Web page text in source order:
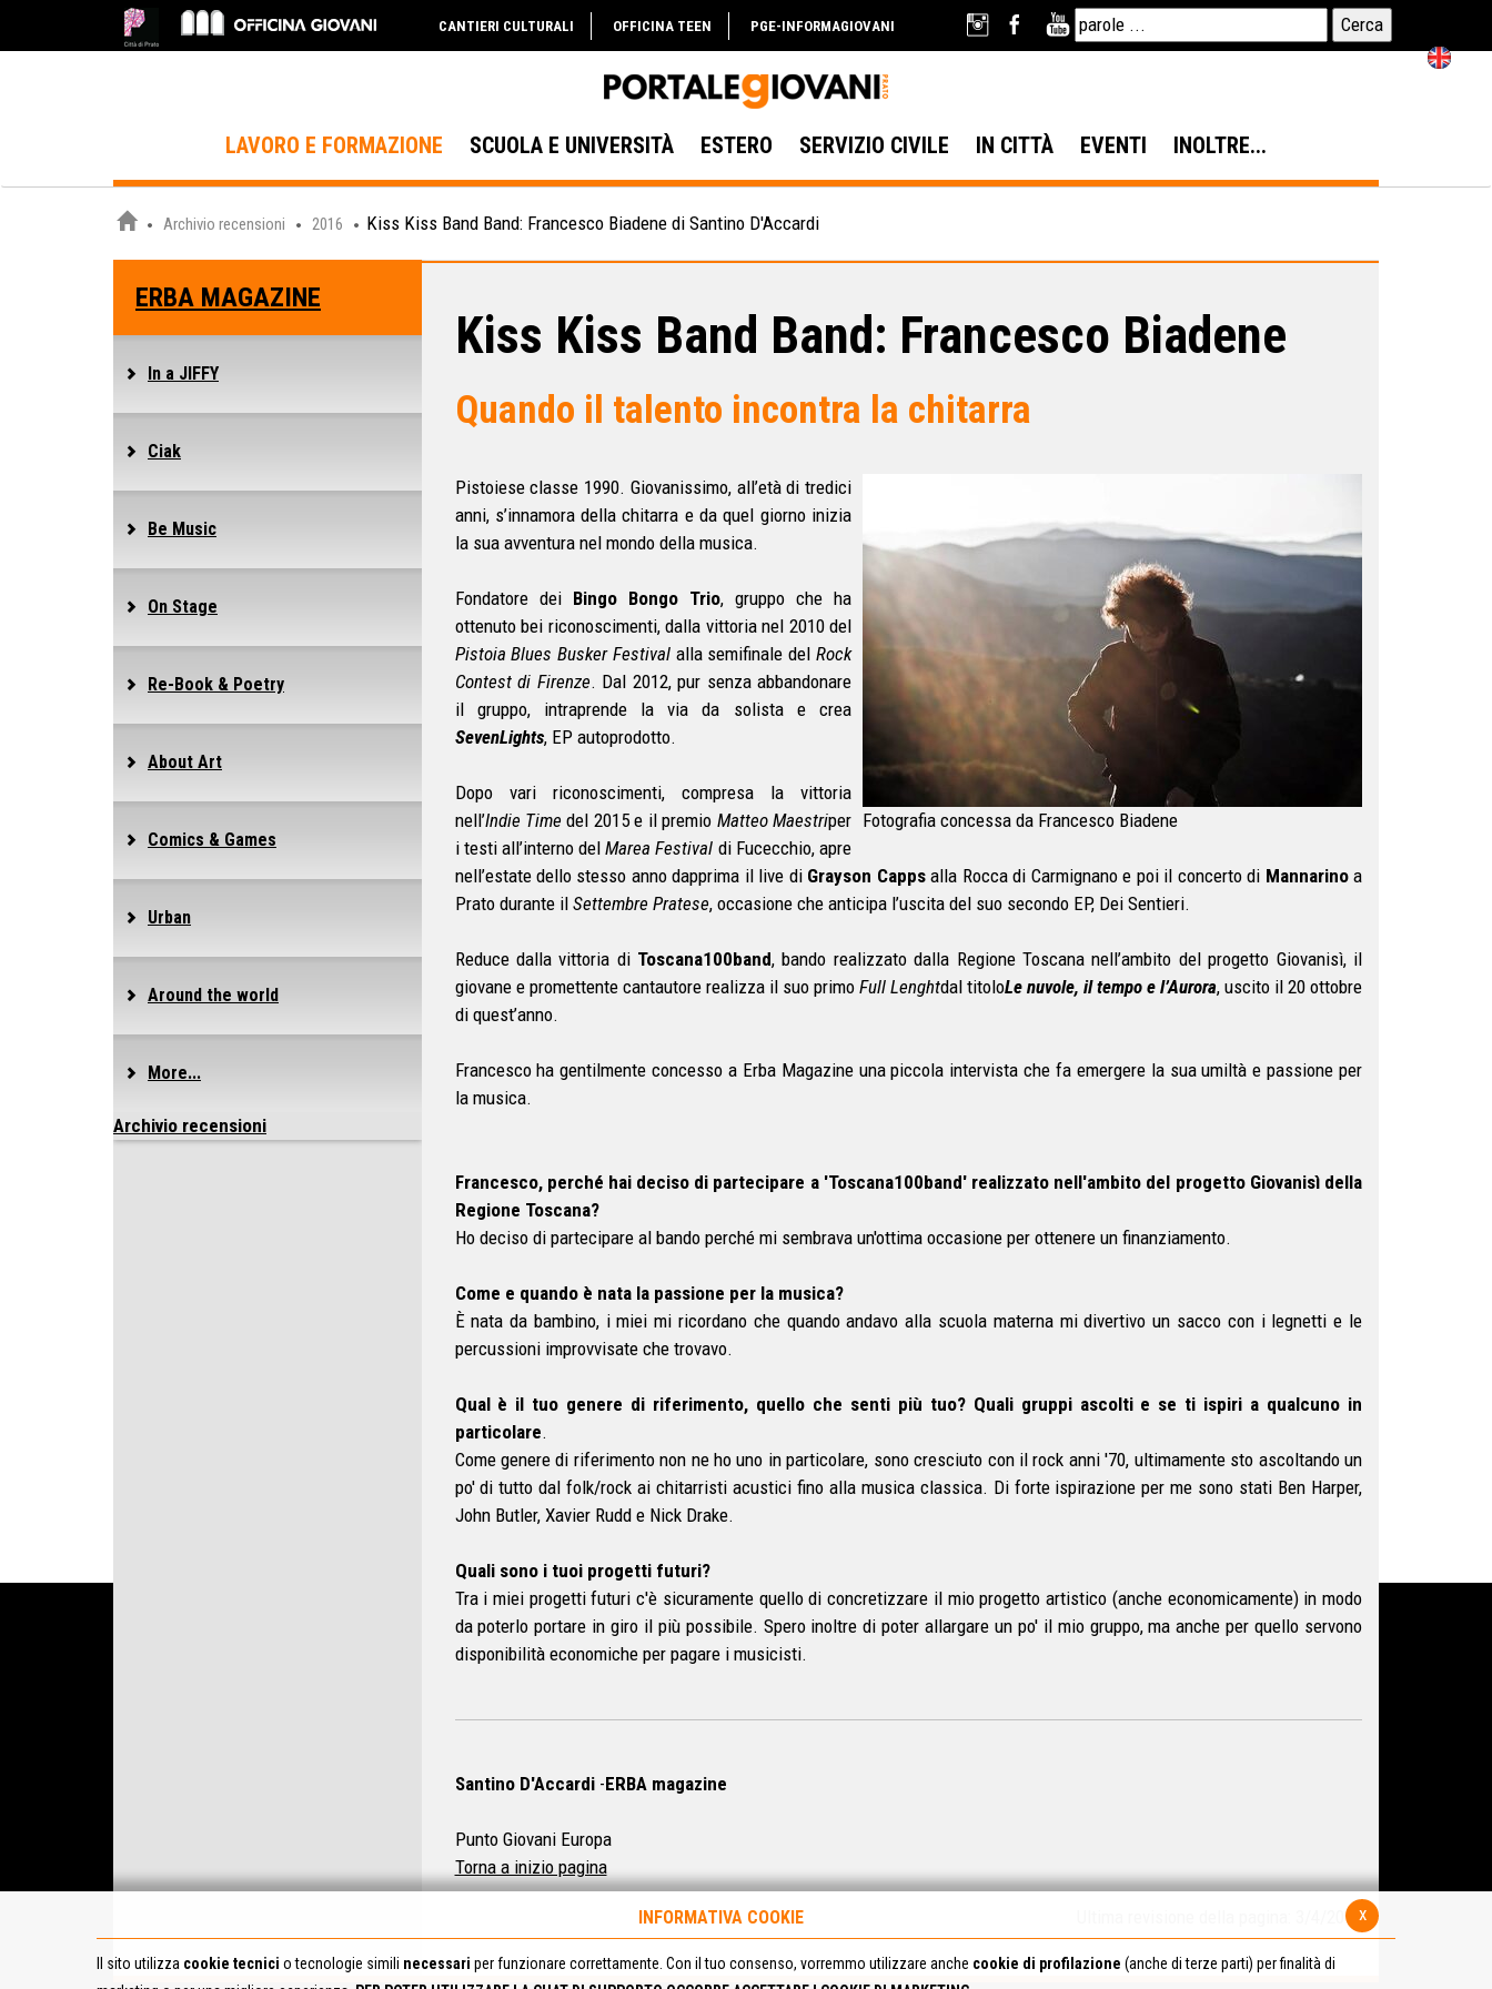
CANTIERI CULTURALI OFFICINA TEEN PGE-INFORMAGIOVANI
LAVORO E FORMAZIONE SCUOLA E UNIVERSITÀ ESTERO SERVIZIO CIVILE IN CITTÀ EVENTI INOLTRE...
Archivio recensioni 2016 Kiss Kiss Band Band: Francesco Biadene di Santino D'Accardi
ERBA MAGAZINE
In a JIFFY
Ciak
Be Music
On Stage
Re-Book & Poetry
About Art
Comics & Games
Urban
Around the world
More...
Archivio recensioni
Kiss Kiss Band Band: Francesco Biadene
Quando il talento incontra la chitarra
Fotografia concessa da Francesco Biadene
Pistoiese classe 1990. Giovanissimo, all’età di tredici
anni, s’innamora della chitarra e da quel giorno inizia
la sua avventura nel mondo della musica.
Fondatore dei Bingo Bongo Trio, gruppo che ha
ottenuto bei riconoscimenti, dalla vittoria nel 2010 del
Pistoia Blues Busker Festivalalla semifinale delRock
Contest di Firenze. Dal 2012, pur senza abbandonare
il gruppo, intraprende la via da solista e crea
SevenLights, EP autoprodotto.
Dopo vari riconoscimenti, compresa la vittoria
nell’Indie Time del 2015 e il premio Matteo Maestriper
i testi all’interno delMarea Festival di Fucecchio, apre
nell’estate dello stesso anno dapprima il live di Grayson Cappsalla Rocca di Carmignano e poi il concerto di Mannarinoa
Prato durante il Settembre Pratese, occasione che anticipa l’uscita del suo secondo EP, Dei Sentieri.
Reduce dalla vittoria di Toscana100band, bando realizzato dalla Regione Toscana nell’ambito del progetto Giovanisì, il
giovane e promettente cantautore realizza il suo primo Full Lenghtdal titoloLe nuvole, il tempo e l’Aurora, uscito il 20 ottobre
di quest’anno.
Francesco ha gentilmente concesso a Erba Magazine una piccola intervista che fa emergere la sua umiltà e passione per
la musica.
Francesco, perché hai deciso di partecipare a 'Toscana100band' realizzato nell'ambito del progetto Giovanisì della
Regione Toscana?
Ho deciso di partecipare al bando perché mi sembrava un'ottima occasione per ottenere un finanziamento.
Come e quando è nata la passione per la musica?
È nata da bambino, i miei mi ricordano che quando andavo alla scuola materna mi divertivo un sacco con i legnetti e le
percussioni improvvisate che trovavo.
Qual è il tuo genere di riferimento, quello che senti più tuo? Quali gruppi ascolti e se ti ispiri a qualcuno in
particolare.
Come genere di riferimento non ne ho uno in particolare, sono cresciuto con il rock anni '70, ultimamente sto ascoltando un
po' di tutto dal folk/rock ai chitarristi acustici fino alla musica classica. Di forte ispirazione per me sono stati Ben Harper,
John Butler, Xavier Rudd e Nick Drake.
Quali sono i tuoi progetti futuri?
Tra i miei progetti futuri c'è sicuramente quello di concretizzare il mio progetto artistico (anche economicamente) in modo
da poterlo portare in giro il più possibile. Spero inoltre di poter allargare un po' il mio gruppo, ma anche per quello servono
disponibilità economiche per pagare i musicisti.
Santino D'Accardi-ERBA magazine
Punto Giovani Europa
Torna a inizio pagina
Ultima revisione della pagina: 3/4/2017x
INFORMATIVA COOKIE
Il sito utilizza cookie tecnici o tecnologie simili necessari per funzionare correttamente. Con il tuo consenso, vorremmo utilizzare anche cookie di profilazione (anche di terze parti) per finalità di